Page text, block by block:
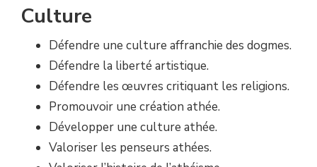
Culture
Défendre une culture affranchie des dogmes.
Défendre la liberté artistique.
Défendre les œuvres critiquant les religions.
Promouvoir une création athée.
Développer une culture athée.
Valoriser les penseurs athées.